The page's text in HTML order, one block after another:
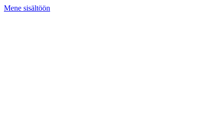
Mene sisältöön